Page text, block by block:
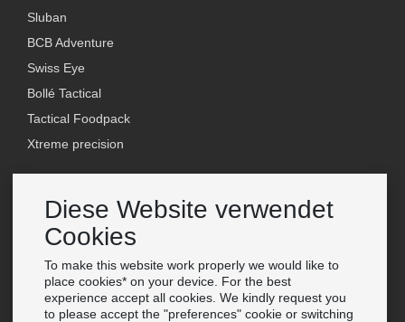
Diese Website verwendet
Cookies
To make this website work properly we would like to
place cookies* on your device. For the best
experience accept all cookies. We kindly request you
to please accept the "preferences" cookie or switching
Sluban
BCB Adventure
Swiss Eye
Bollé Tactical
Tactical Foodpack
Xtreme precision
Großhandel Van Os Imports B.V.
E-mail: info@vanosimports.nl
Telefon: + 31 348 451 219
WhatsApp us!